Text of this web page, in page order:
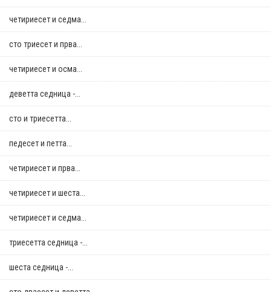
четириесет и седма...
сто триесет и прва...
четириесет и осма...
деветта седница -...
сто и триесетта...
педесет и петта...
четириесет и прва...
четириесет и шеста...
четириесет и седма...
триесетта седница -...
шеста седница -...